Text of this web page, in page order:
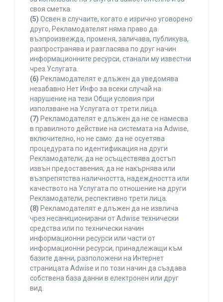
своя сметка.
(5) Освен в случаите, когато е изрично уговорено
друго, Рекламодателят няма право да
възпроизвежда, променя, заличава, публикува,
разпространява и разгласява по друг начин
информационните ресурси, станали му известни
чрез Услугата.
(6) Рекламодателят е длъжен да уведомява
незабавно Нет Инфо за всеки случай на
нарушение на тези Общи условия при
използване на Услугата от трети лица.
(7) Рекламодателят е длъжен да не се намесва
в правилното действие на системата на Adwise,
включително, но не само: да не осуетява
процедурата по идентификация на други
Рекламодатели; да не осъществява достъп
извън предоставения; да не накърнява или
възпрепятства наличността, надеждността или
качеството на Услугата по отношение на други
Рекламодатели, респективно трети лица.
(8) Рекламодателят е длъжен да не извлича
чрез несанкционирани от Adwise технически
средства или по технически начин
информационни ресурси или части от
информационни ресурси, принадлежащи към
базите данни, разположени на Интернет
страницата Adwise и по този начин да създава
собствена база данни в електронен или друг
вид.